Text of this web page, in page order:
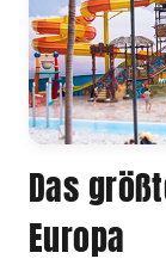
Das
Europa